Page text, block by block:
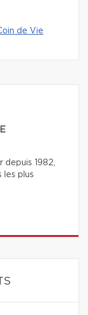
de Vie
1982,
les plus